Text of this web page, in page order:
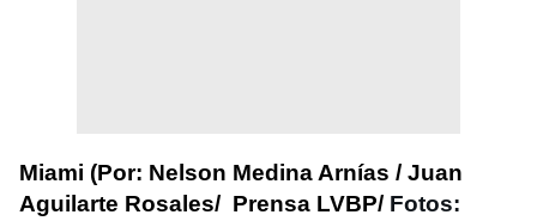
Miami (Por: Nelson Medina Arnías / Juan
Aguilarte Rosales/ Prensa LVBP/ Fotos: